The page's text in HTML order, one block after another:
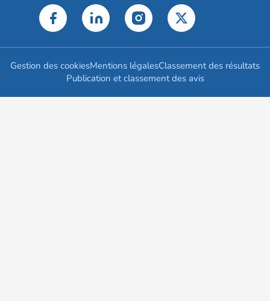
Gestion des cookiesMentions légalesClassement des résultats
Publication et classement des avis